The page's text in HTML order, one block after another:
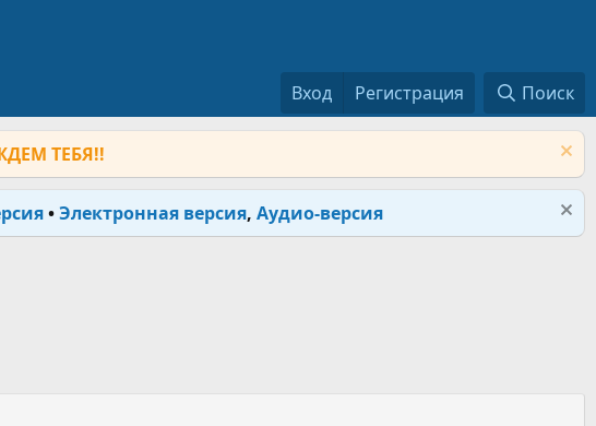
Вход Регистрация Поиск
ТЕБЯ!!
•Электронная версия, Аудио-версия